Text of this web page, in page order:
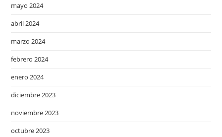
mayo 2024
abril 2024
marzo 2024
febrero 2024
enero 2024
diciembre 2023
noviembre 2023
octubre 2023